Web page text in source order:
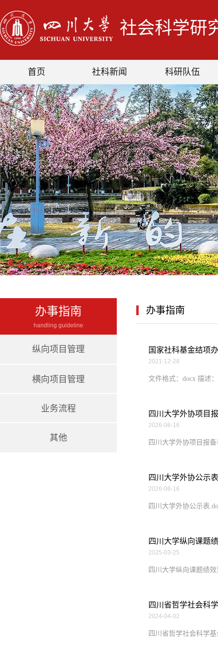
社会科学研
首页 社科新闻 科研队伍
办事指南
handling guideline
纵向项目管理
横向项目管理
业务流程
其他
办事指南
国家社科基金结项
2021-12-28
文件格式：docx 描述
四川大学外协项目
2026-06-16
四川大学外协项目报备
四川大学外协公示表
2026-06-16
四川大学外协公示表
四川大学纵向课题
2025-03-25
四川大学纵向课题绩
四川省哲学社会科
2024-04-02
四川省哲学社会科学